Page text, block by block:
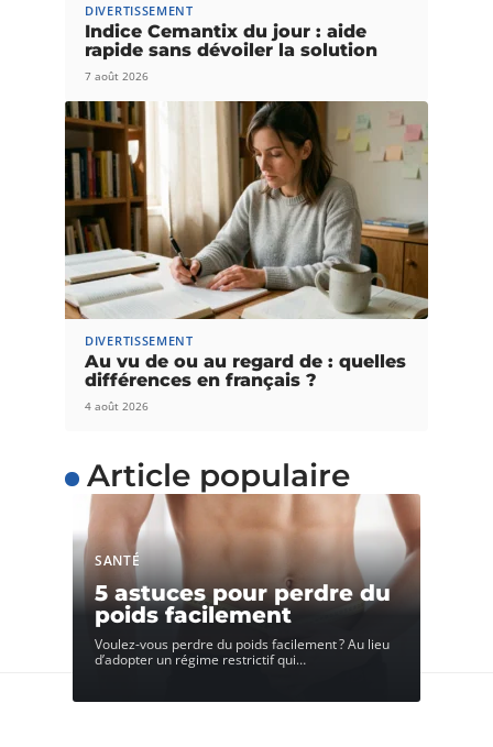
DIVERTISSEMENT
Indice Cemantix du jour : aide
rapide sans dévoiler la solution
7 août 2026
DIVERTISSEMENT
Au vu de ou au regard de : quelles
différences en français ?
4 août 2026
Article populaire
SANTÉ
5 astuces pour perdre du
poids facilement
Voulez-vous perdre du poids facilement ? Au lieu
d’adopter un régime restrictif qui…